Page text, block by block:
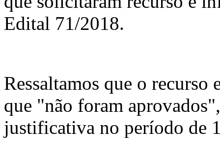
Edital 71/2018.
Ressaltamos que o recurso
que "não foram
justificativa no período de